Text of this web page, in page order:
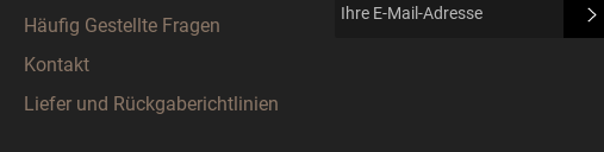
Häufig Gestellte Fragen
Kontakt
Liefer und Rückgaberichtlinien